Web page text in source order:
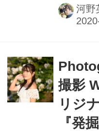
きるのは
話も大き
メる様子
河野
撮影
リジ
『発